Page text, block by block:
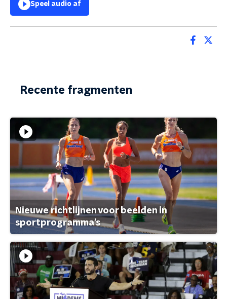
Speel audio af
Recente fragmenten
Nieuwe richtlijnen voor beelden in
sportprogramma's